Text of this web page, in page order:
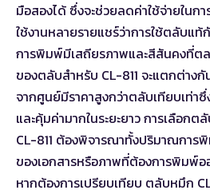
มือสองได้ ซึ่งจะช่วยลดค่าใช้จ่ายในก
ใช้งานหลายรายแชร์ว่าการใช้ตลับแท้
การพิมพ์มีเสถียรภาพและสีสันคงที่ตล
ของตลับสำหรับ CL-811 จะแตกต่าง
จากศูนย์มีราคาสูงกว่าตลับเทียบเท่า
และคุ้มค่ามากในระยะยาว การเลือกต
CL-811 ต้องพิจารณาทั้งปริมาณการ
ของเอกสารหรือภาพที่ต้องการพิมพ์อ
หากต้องการเปรียบเทียบ ตลับหมึก